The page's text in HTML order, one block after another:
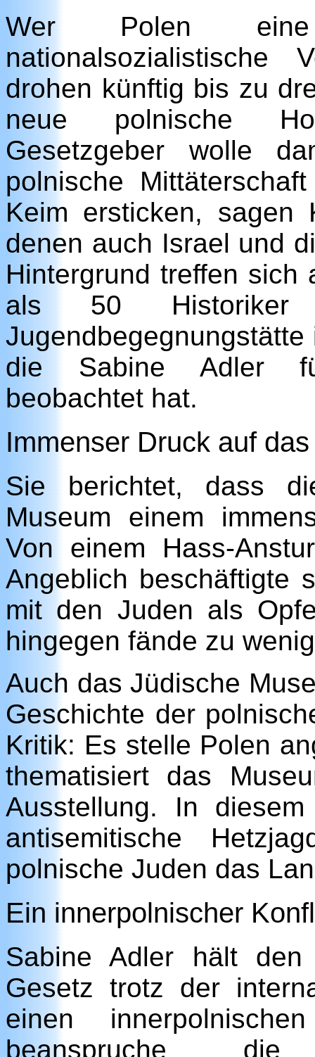
Wer Polen eine
nationalsozialistische
drohen künftig bis zu
neue polnische
Gesetzgeber wolle
polnische
Keim ersticken, sagen
denen auch Israel und
Hintergrund treffen sich
als 50 Historiker
die Sabine Adler
beobachtet hat.
Immenser Druck auf
Sie berichtet, dass
Museum einem
Von einem Hass-
Angeblich beschäftigte
mit den Juden als
hingegen fände zu
Auch das Jüdische
Geschichte der
Kritik: Es stelle Polen
thematisiert das
Ausstellung. In
antisemitische
polnische Juden das
Ein innerpolnischer
Sabine Adler hält
Gesetz trotz der
einen
beanspruche die